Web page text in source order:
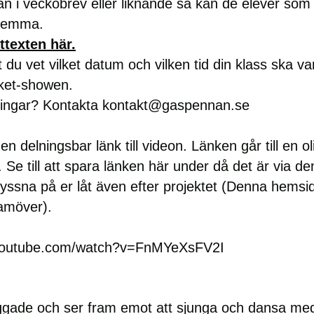
i veckobrev eller liknande så kan de elever
här.
du vet vilket datum och vilken tid din klass ska
showen.
Kontakta kontakt@gaspennan.se
delningsbar länk till videon. Länken går till en
Se till att spara länken här under då det är via
på er låt även efter projektet (Denna
watch?v=FnMYeXsFV2I
och ser fram emot att sjunga och dansa